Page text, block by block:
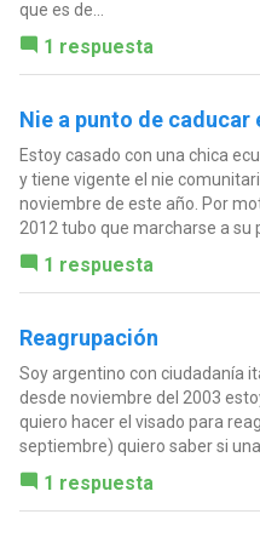
que es de...
1 respuesta
Nie a punto de
Estoy casado con una chica
y tiene vigente el nie
noviembre de este año. Por
2012 tubo que marcharse a su
1 respuesta
Reagrupación
Soy argentino con ciudadanía
desde noviembre del 2003
quiero hacer el visado para
septiembre) quiero saber si
1 respuesta